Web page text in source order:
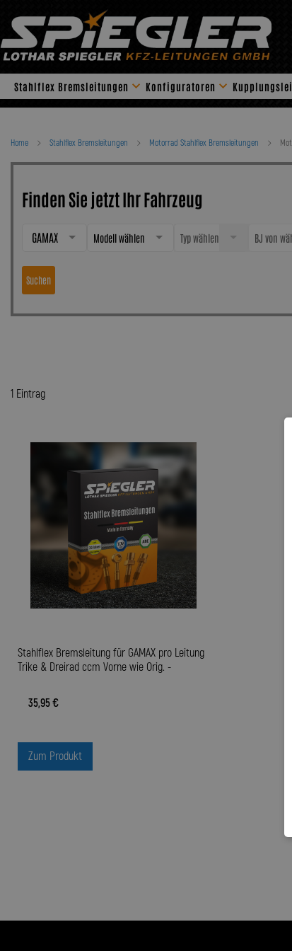
content
Stahlflex Bremsleitungen Konfiguratoren
Home Stahlflex Bremsleitungen Motorrad Stahlflex Bremsleitungen
Finden Sie jetzt Ihr Fahrzeug
GAMAX Modell wählen Typ wählen BJ von
Suchen
1 Eintrag
Stahlflex Bremsleitung für GAMAX pro Leitung
Trike & Dreirad ccm Vorne wie Orig. -
35,95 €
Zum Produkt